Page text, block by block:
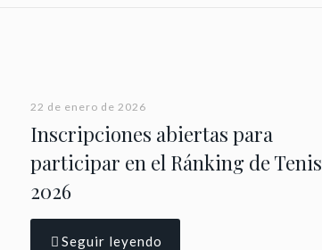
22 de enero de 2026
Inscripciones abiertas para
participar en el Ránking de Tenis
2026
Seguir leyendo